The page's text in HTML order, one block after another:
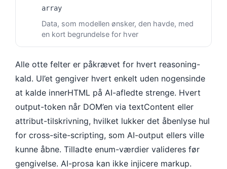
array
Data, som modellen ønsker, den havde, med
en kort begrundelse for hver
Alle otte felter er påkrævet for hvert reasoning-
kald. UI’et gengiver hvert enkelt uden nogensinde
at kalde innerHTML på AI-afledte strenge. Hvert
output-token når DOM’en via textContent eller
attribut-tilskrivning, hvilket lukker det åbenlyse hul
for cross-site-scripting, som AI-output ellers ville
kunne åbne. Tilladte enum-værdier valideres før
gengivelse. AI-prosa kan ikke injicere markup.
Српски језик
Svenska
Bosanski
Azərbaycan dili
Eesti
ქართული
Русский
Lietuvių kalba